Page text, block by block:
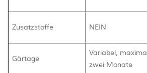
Zusatzstoffe NEIN
Gärtage
Variabel,
zwei Monate